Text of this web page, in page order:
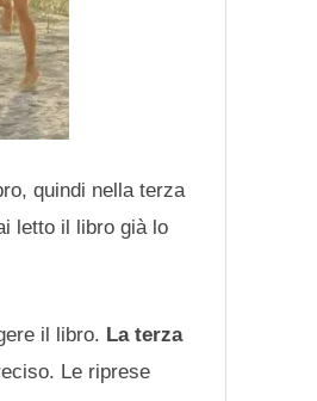
quindi nella terza
letto il libro già lo
il libro. La terza
Le riprese